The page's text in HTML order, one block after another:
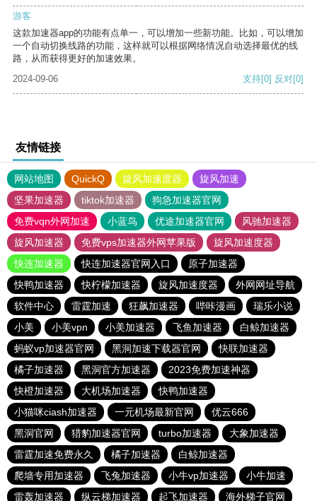
游客
这款加速器app的功能有点单一，可以增加一些新功能。比如，可以增加
一个自动切换线路的功能，这样就可以根据网络情况自动选择最优的线
路，从而获得更好的加速效果。
2024-09-06
支持[0] 反对[0]
友情链接
网站地图 QuickQ 旋风加速度器
旋风加速
坚果加速器
tiktok加速器
狗急加速器官网
免费vqn外网加速
小蓝鸟 优途加速器官网
风驰加速器
旋风加速器
免费vps加速器外网苹果版
旋风加速度器
快连加速器
快连加速器官网入口
原子加速器
快鸭加速器
快柠檬加速器 旋风加速度器
外网网址导航
软件中心
雷霆加速 狂飙加速器 哔咔漫画
瑞乐小说
小美
小美vpn 小美加速器 飞鱼加速器
白鲸加速器
蚂蚁vp加速器官网
黑洞加速下载器官网
快联加速器
橘子加速器
黑洞官方加速器
2023免费加速神器
快橙加速器
大机场加速器
快鸭加速器
小猫咪ciash加速器
一元机场最新官网
优云666
黑洞官网
猎豹加速器官网 turbo加速器
大象加速器
雷霆加速免费永久
橘子加速器
白鲸加速器
爬墙专用加速器
飞兔加速器 小牛vp加速器
小牛加速
雷轰加速器
纵云梯加速器 起飞加速器 海外梯子官网